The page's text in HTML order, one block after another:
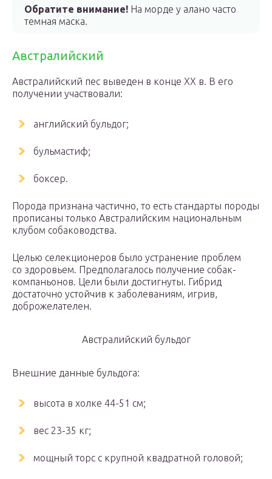
Обратите внимание! На морде у алано часто
темная маска.
Австралийский
Австралийский пес выведен в конце ХХ в. В его
получении участвовали:
английский бульдог;
бульмастиф;
боксер.
Порода признана частично, то есть стандарты породы
прописаны только Австралийским национальным
клубом собаководства.
Целью селекционеров было устранение проблем
со здоровьем. Предполагалось получение собак-
компаньонов. Цели были достигнуты. Гибрид
достаточно устойчив к заболеваниям, игрив,
доброжелателен.
Австралийский бульдог
Внешние данные бульдога:
высота в холке 44-51 см;
вес 23-35 кг;
мощный торс с крупной квадратной головой;